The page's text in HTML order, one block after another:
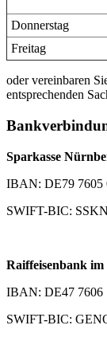
Donnerstag
Freitag
oder vereinbaren
entsprechenden
Sparkasse
IBAN: DE79 7605
SWIFT-BIC:
Raiffeisenbank
IBAN: DE47 7606
SWIFT-BIC: